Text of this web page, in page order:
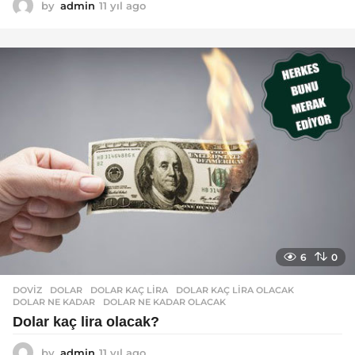
by admin 11 yıl ago
ı
6 0
DOVIZ DOLAR ,DOLAR KAÇ LIRA ,DOLAR KAÇ LIRA OLACAK
DOLAR NE KADAR
,DOLAR NE KADAR OLACAK
Dolar kaç lira olacak?
by admin 11 yıl ago